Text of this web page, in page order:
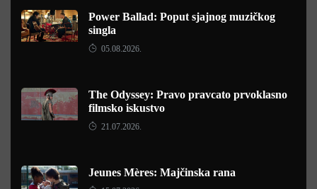
Power Ballad: Poput sjajnog muzičkog
singla
05.08.2026.
The Odyssey: Pravo pravcato prvoklasno
filmsko iskustvo
21.07.2026.
Jeunes Mères: Majčinska rana